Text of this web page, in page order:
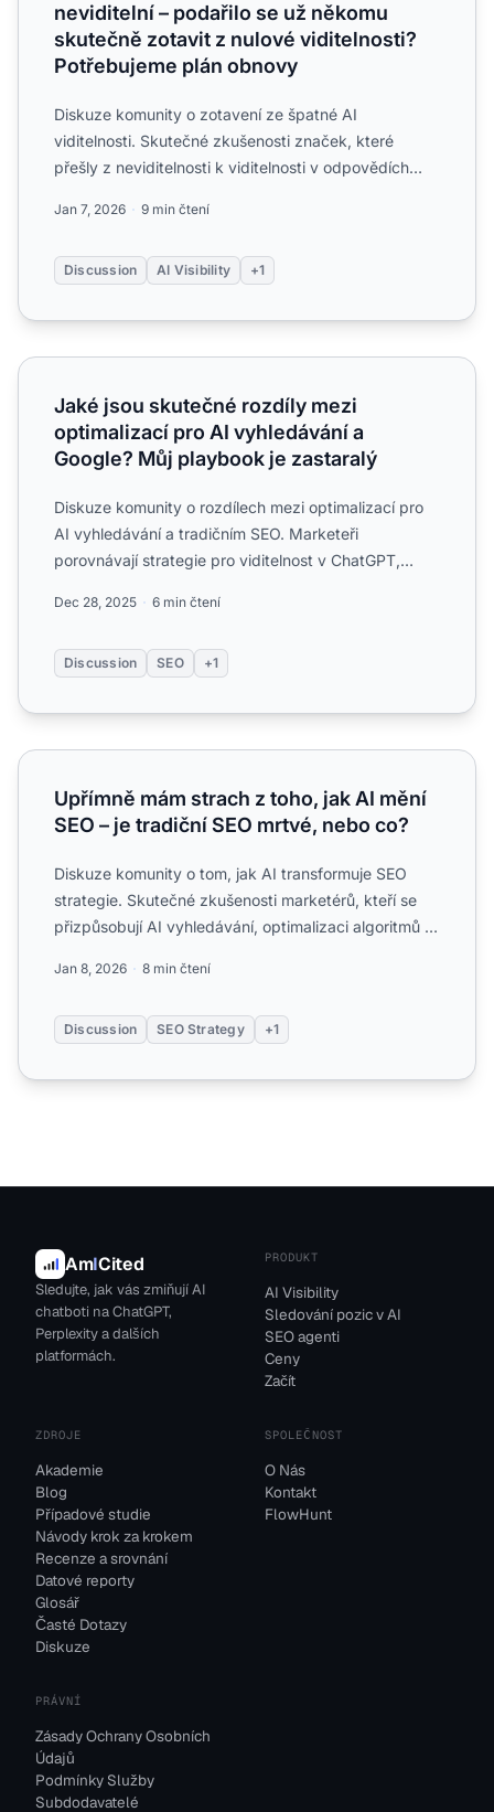
neviditelní – podařilo se už někomu
skutečně zotavit z nulové viditelnosti?
Potřebujeme plán obnovy
Diskuze komunity o zotavení ze špatné AI
viditelnosti. Skutečné zkušenosti značek, které
přešly z neviditelnosti k viditelnosti v odpovědích
Jan 7, 2026 9 min čtení
Discussion AI Visibility +1
Jaké jsou skutečné rozdíly mezi optimalizací pro AI
Jaké jsou skutečné rozdíly mezi
optimalizací pro AI vyhledávání a
Google? Můj playbook je zastaralý
Diskuze komunity o rozdílech mezi optimalizací pro
AI vyhledávání a tradičním SEO. Marketeři
porovnávají strategie pro viditelnost v ChatGPT,
Dec 28, 2025 6 min čtení
Discussion SEO +1
Upřímně mám strach z toho, jak AI mění SEO – je tradiční
Upřímně mám strach z toho, jak AI mění
SEO – je tradiční SEO mrtvé, nebo co?
Diskuze komunity o tom, jak AI transformuje SEO
strategie. Skutečné zkušenosti marketérů, kteří se
přizpůsobují AI vyhledávání, optimalizaci algoritmů a
Jan 8, 2026 8 min čtení
Discussion SEO Strategy +1
AmICited
Sledujte, jak vás zmiňují AI
chatboti na ChatGPT,
Perplexity a dalších
platformách.
PRODUKT
AI Visibility
Sledování pozic v AI
SEO agenti
Ceny
Začít
ZDROJE
Akademie
Blog
Případové studie
Návody krok za krokem
Recenze a srovnání
Datové reporty
Glosář
Časté Dotazy
Diskuze
SPOLEČNOST
O Nás
Kontakt
FlowHunt
PRÁVNÍ
Zásady Ochrany Osobních
Údajů
Podmínky Služby
Subdodavatelé